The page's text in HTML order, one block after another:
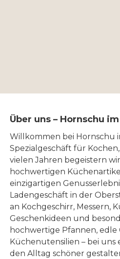
Über uns – Hornschu
Willkommen bei Hornschu
Spezialgeschäft für
vielen Jahren begeistern
hochwertigen
einzigartigen
Ladengeschäft in der
an Kochgeschirr, Messern,
Geschenkideen und
hochwertige Pfannen, edle
Küchenutensilien – bei
den Alltag schöner